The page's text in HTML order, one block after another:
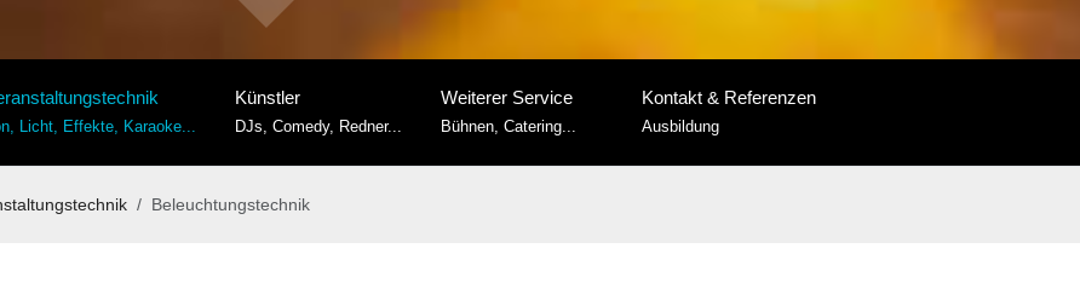
Licht, Effekte, Karaoke...
Künstler
DJs, Comedy, Redner...
Weiterer Service
Bühnen, Catering...
Kontakt & Referenzen
Ausbildung
Beleuchtungstechnik